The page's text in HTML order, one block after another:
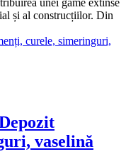
unei game extinse
și al construcțiilor. Din
vaselină